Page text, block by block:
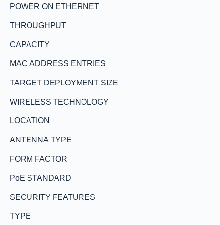
POWER ON ETHERNET
THROUGHPUT
CAPACITY
MAC ADDRESS ENTRIES
TARGET DEPLOYMENT SIZE
WIRELESS TECHNOLOGY
LOCATION
ANTENNA TYPE
FORM FACTOR
PoE STANDARD
SECURITY FEATURES
TYPE